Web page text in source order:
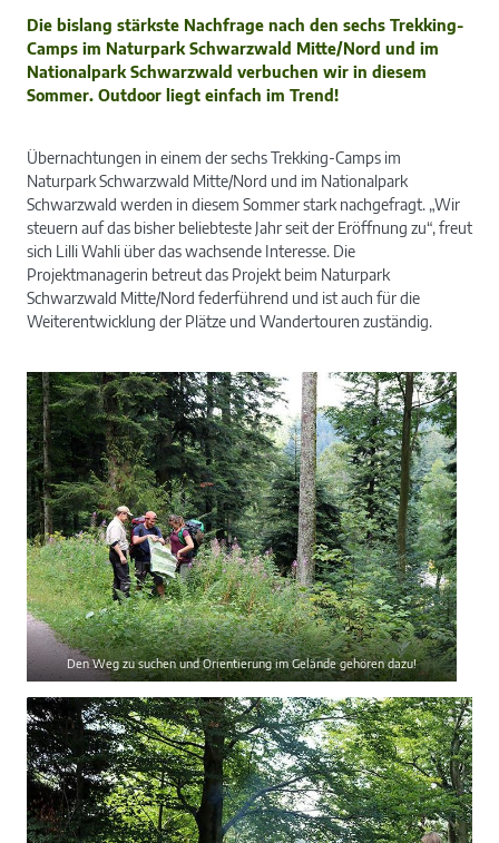
Die bislang stärkste Nachfrage nach den sechs Trekking-
Camps im Naturpark Schwarzwald Mitte/Nord und im
Nationalpark Schwarzwald verbuchen wir in diesem
Sommer. Outdoor liegt einfach im Trend!
Übernachtungen in einem der sechs Trekking-Camps im
Naturpark Schwarzwald Mitte/Nord und im Nationalpark
Schwarzwald werden in diesem Sommer stark nachgefragt. „Wir
steuern auf das bisher beliebteste Jahr seit der Eröffnung zu“, freut
sich Lilli Wahli über das wachsende Interesse. Die
Projektmanagerin betreut das Projekt beim Naturpark
Schwarzwald Mitte/Nord federführend und ist auch für die
Weiterentwicklung der Plätze und Wandertouren zuständig.
Den Weg zu suchen und Orientierung im Gelände gehören dazu!